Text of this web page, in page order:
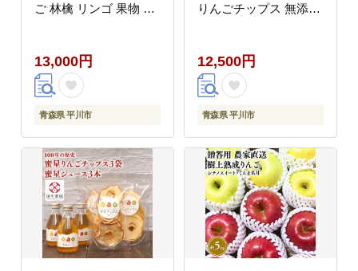
ご 林檎 リンゴ 果物 く
13,000円
青森県 平川市
りんごチップス 無添加
派おやつ ドライフルー
ツ 平川市【hi-0039-
011】
12,500円
青森県 平川市